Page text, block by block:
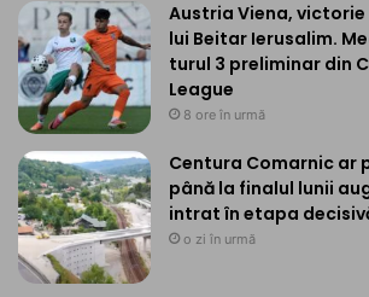
Austria Viena,
lui Beitar Ierusalim.
turul 3 preliminar din
League
8 ore în urmă
Centura Comarnic ar
până la finalul lunii
intrat în etapa
o zi în urmă